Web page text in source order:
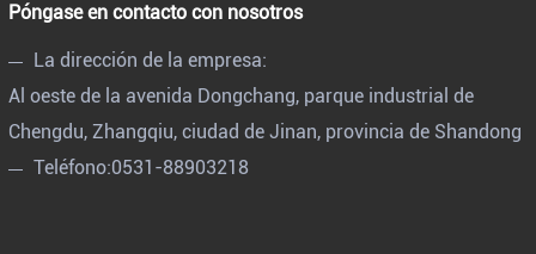
Póngase en contacto con nosotros
La dirección de la empresa:
Al oeste de la avenida Dongchang, parque industrial de
Chengdu, Zhangqiu, ciudad de Jinan, provincia de Shandong
Teléfono:0531-88903218